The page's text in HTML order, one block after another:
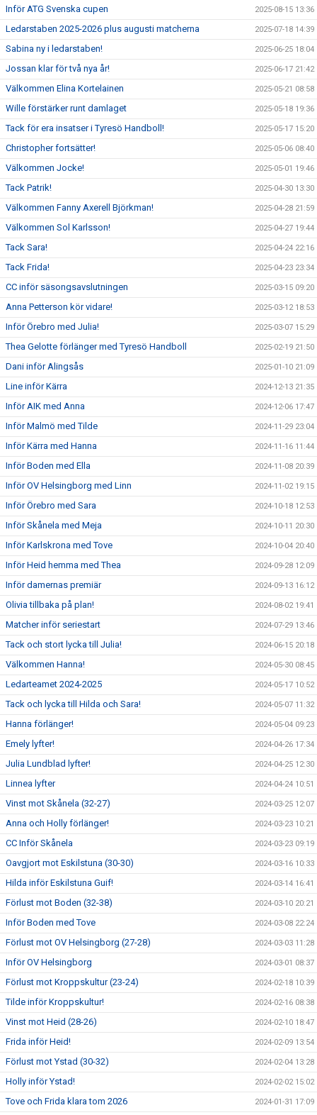
Inför ATG Svenska cupen 2025-08-15 13:36
Ledarstaben 2025-2026 plus augusti matcherna 2025-07-18 14:39
Sabina ny i ledarstaben! 2025-06-25 18:04
Jossan klar för två nya år! 2025-06-17 21:42
Välkommen Elina Kortelainen 2025-05-21 08:58
Wille förstärker runt damlaget 2025-05-18 19:36
Tack för era insatser i Tyresö Handboll! 2025-05-17 15:20
Christopher fortsätter! 2025-05-06 08:40
Välkommen Jocke! 2025-05-01 19:46
Tack Patrik! 2025-04-30 13:30
Välkommen Fanny Axerell Björkman! 2025-04-28 21:59
Välkommen Sol Karlsson! 2025-04-27 19:44
Tack Sara! 2025-04-24 22:16
Tack Frida! 2025-04-23 23:34
CC inför säsongsavslutningen 2025-03-15 09:20
Anna Petterson kör vidare! 2025-03-12 18:53
Inför Örebro med Julia! 2025-03-07 15:29
Thea Gelotte förlänger med Tyresö Handboll 2025-02-19 21:50
Dani inför Alingsås 2025-01-10 21:09
Line inför Kärra 2024-12-13 21:35
Inför AIK med Anna 2024-12-06 17:47
Inför Malmö med Tilde 2024-11-29 23:04
Inför Kärra med Hanna 2024-11-16 11:44
Inför Boden med Ella 2024-11-08 20:39
Inför OV Helsingborg med Linn 2024-11-02 19:15
Inför Örebro med Sara 2024-10-18 12:53
Inför Skånela med Meja 2024-10-11 20:30
Inför Karlskrona med Tove 2024-10-04 20:40
Inför Heid hemma med Thea 2024-09-28 12:09
Inför damernas premiär 2024-09-13 16:12
Olivia tillbaka på plan! 2024-08-02 19:41
Matcher inför seriestart 2024-07-29 13:46
Tack och stort lycka till Julia! 2024-06-15 20:18
Välkommen Hanna! 2024-05-30 08:45
Ledarteamet 2024-2025 2024-05-17 10:52
Tack och lycka till Hilda och Sara! 2024-05-07 11:32
Hanna förlänger! 2024-05-04 09:23
Emely lyfter! 2024-04-26 17:34
Julia Lundblad lyfter! 2024-04-25 12:30
Linnea lyfter 2024-04-24 10:51
Vinst mot Skånela (32-27) 2024-03-25 12:07
Anna och Holly förlänger! 2024-03-23 10:21
CC Inför Skånela 2024-03-23 09:19
Oavgjort mot Eskilstuna (30-30) 2024-03-16 10:33
Hilda inför Eskilstuna Guif! 2024-03-14 16:41
Förlust mot Boden (32-38) 2024-03-10 20:21
Inför Boden med Tove 2024-03-08 22:24
Förlust mot OV Helsingborg (27-28) 2024-03-03 11:28
Inför OV Helsingborg 2024-03-01 08:37
Förlust mot Kroppskultur (23-24) 2024-02-18 10:39
Tilde inför Kroppskultur! 2024-02-16 08:38
Vinst mot Heid (28-26) 2024-02-10 18:47
Frida inför Heid! 2024-02-09 13:54
Förlust mot Ystad (30-32) 2024-02-04 13:28
Holly inför Ystad! 2024-02-02 15:02
Tove och Frida klara tom 2026 2024-01-31 17:09